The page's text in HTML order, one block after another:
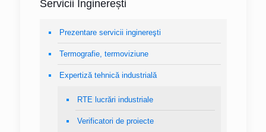
Servicii Inginerești
Prezentare servicii inginereşti
Termografie, termoviziune
Expertiză tehnică industrială
RTE lucrări industriale
Verificatori de proiecte